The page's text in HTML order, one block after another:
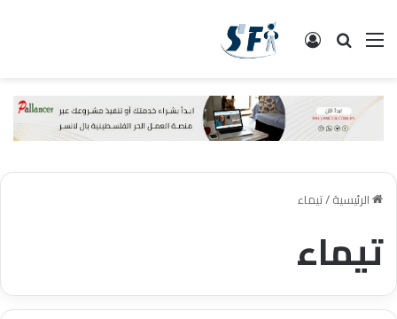
القائمة البحث تسجيل الدخول
الرئيسية/تيماء
تيماء